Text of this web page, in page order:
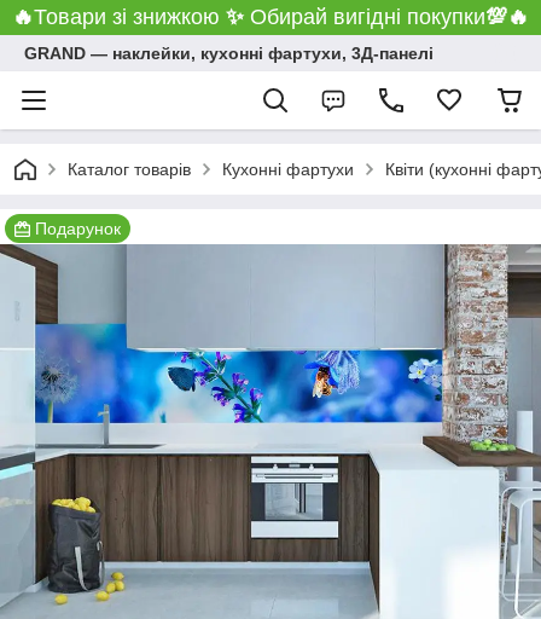
🔥Товари зі знижкою ✨ Обирай вигідні покупки💯🔥
GRAND ― наклейки, кухонні фартухи, 3Д-панелі
Каталог товарів Кухонні фартухи Квіти (кухонні
Подарунок